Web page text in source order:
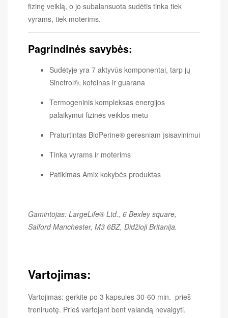
fizinę veiklą, o jo subalansuota sudėtis tinka tiek
vyrams, tiek moterims.
Pagrindinės savybės:
Sudėtyje yra 7 aktyvūs komponentai, tarp jų
Sinetrol®, kofeinas ir guarana
Termogeninis kompleksas energijos
palaikymui fizinės veiklos metu
Praturtintas BioPerine® geresniam įsisavinimui
Tinka vyrams ir moterims
Patikimas Amix kokybės produktas
Gamintojas: LargeLife® Ltd., 6 Bexley square,
Salford Manchester, M3 6BZ, Didžioji Britanija.
Vartojimas:
Vartojimas: gerkite po 3 kapsules 30-60 min. prieš
treniruotę. Prieš vartojant bent valandą nevalgyti.